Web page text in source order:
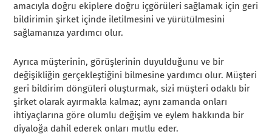
amacıyla doğru ekiplere doğru içgörüleri sağlamak için geri
bildirimin şirket içinde iletilmesini ve yürütülmesini
sağlamanıza yardımcı olur.
Ayrıca müşterinin, görüşlerinin duyulduğunu ve bir
değişikliğin gerçekleştiğini bilmesine yardımcı olur. Müşteri
geri bildirim döngüleri oluşturmak, sizi müşteri odaklı bir
şirket olarak ayırmakla kalmaz; aynı zamanda onları
ihtiyaçlarına göre olumlu değişim ve eylem hakkında bir
diyaloğa dahil ederek onları mutlu eder.